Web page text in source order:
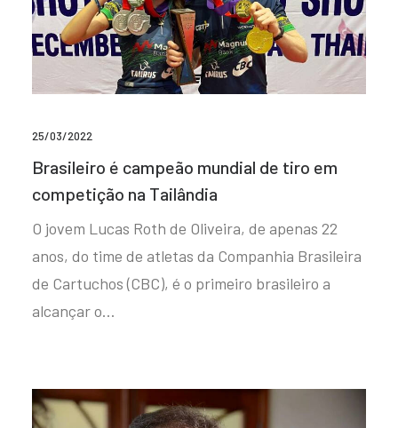
25/03/2022
Brasileiro é campeão mundial de tiro em
competição na Tailândia
O jovem Lucas Roth de Oliveira, de apenas 22
anos, do time de atletas da Companhia Brasileira
de Cartuchos (CBC), é o primeiro brasileiro a
alcançar o…